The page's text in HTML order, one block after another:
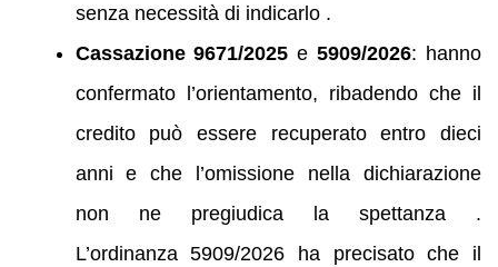
senza necessità di indicarlo .
Cassazione 9671/2025 e5909/2026: hanno
confermato l’orientamento, ribadendo che il
credito può essere recuperato entro dieci
anni e che l’omissione nella dichiarazione
non ne pregiudica la spettanza .
L’ordinanza 5909/2026 ha precisato che il